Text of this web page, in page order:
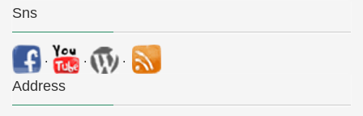
Sns
. . .
Address